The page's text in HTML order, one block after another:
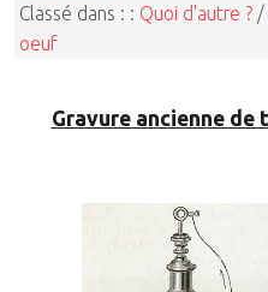
Classé dans : : Quoi d'autre ? /
oeuf
Gravure ancienne